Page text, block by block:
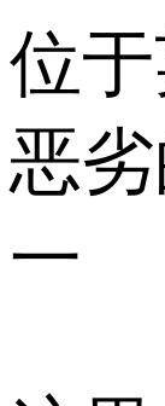
位
恶
一